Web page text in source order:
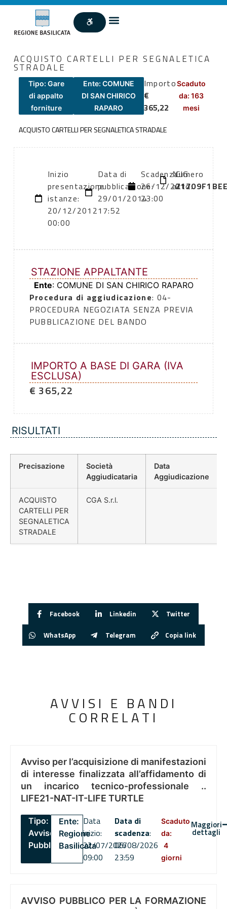
ACQUISTO CARTELLI PER SEGNALETICA
STRADALE
Tipo: Gare
di appalto
forniture
Ente: COMUNE
DI SAN CHIRICO
RAPARO
Importo
€
365,22
Scaduto
da: 163
mesi
ACQUISTO CARTELLI PER SEGNALETICA STRADALE
Inizio
presentazione
istanze:
20/12/2012
00:00
Data di
pubblicazione:
29/01/2014
17:52
Scadenza:
26/12/2012
23:00
Numero
atto:
CIG:
STAZIONE APPALTANTE
Ente: COMUNE DI SAN CHIRICO RAPARO
Procedura di aggiudicazione: 04-
PROCEDURA NEGOZIATA SENZA PREVIA
PUBBLICAZIONE DEL BANDO
IMPORTO A BASE DI GARA (IVA
ESCLUSA)
€ 365,22
RISULTATI
Precisazione
Società
Aggiudicataria
Data
Aggiudicazione
ACQUISTO
CARTELLI PER
SEGNALETICA
STRADALE
CGA S.r.l.
Facebook Linkedin Twitter
WhatsApp Telegram Copia link
AVVISI E BANDI
CORRELATI
Avviso per l’acquisizione di manifestazioni
di interesse finalizzata all’affidamento di
un incarico tecnico-professionale ..
LIFE21-NAT-IT-LIFE TURTLE
Tipo:
Avviso
Pubblico
Ente:
Regione
Basilicata
Data
inizio:
22/07/2026
09:00
Data di
scadenza:
06/08/2026
23:59
Scaduto
da:
4
giorni
Maggiori
dettagli
AVVISO PUBBLICO PER LA FORMAZIONE